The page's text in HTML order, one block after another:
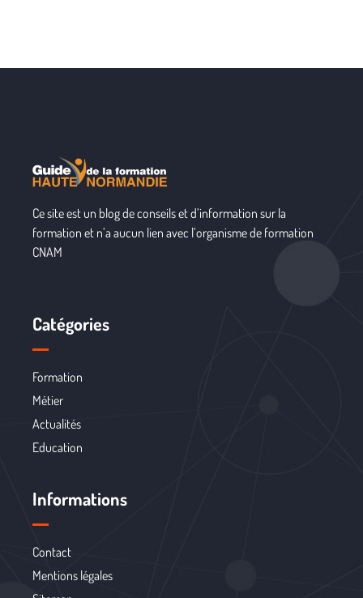
Ce site est un blog de conseils et d’information sur la
formation et n’a aucun lien avec l’organisme de formation
CNAM
Catégories
Formation
Métier
Actualités
Education
Informations
Contact
Mentions légales